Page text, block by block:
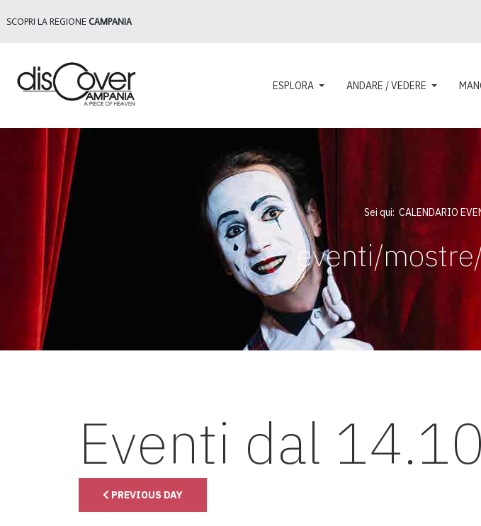
SCOPRI LA REGIONE CAMPANIA
ESPLORA ANDARE / VEDERE
Sei qui: CALENDARIO
eventi/
Eventi dal
PREVIOUS DAY